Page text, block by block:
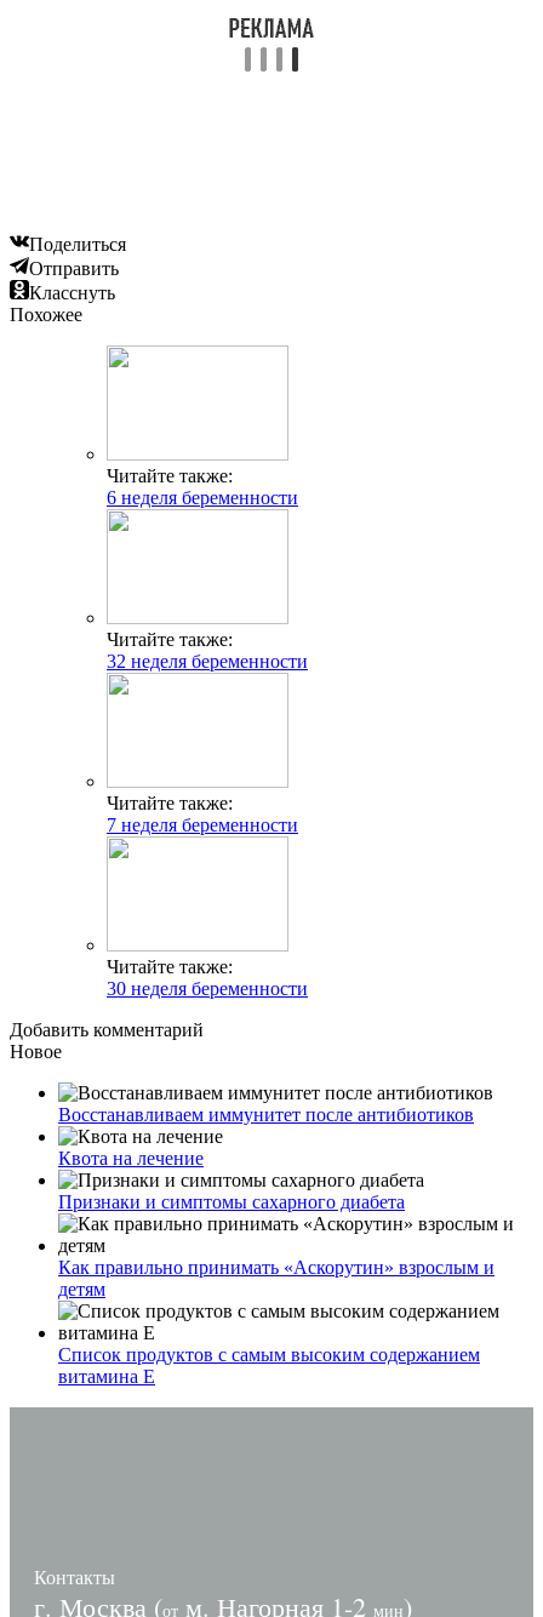
Поделиться
Отправить
Класснуть
Похожее
Читайте также:
6 неделя беременности
Читайте также:
32 неделя беременности
Читайте также:
7 неделя беременности
Читайте также:
30 неделя беременности
Добавить комментарий
Новое
Восстанавливаем иммунитет после антибиотиков
Квота на лечение
Признаки и симптомы сахарного диабета
Как правильно принимать «Аскорутин» взрослым и
детям
Список продуктов с самым высоким содержанием
витамина E
Контакты
г. Москва (от м. Нагорная 1-2 мин)